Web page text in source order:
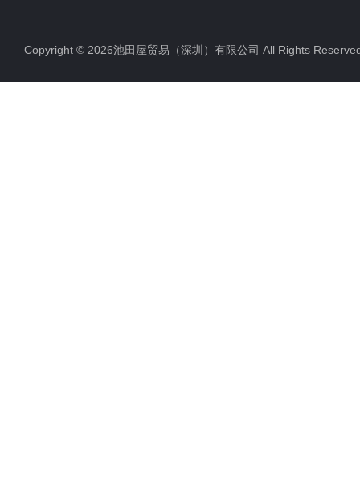
Copyright © 2026池田屋贸易（深圳）有限公司 All Rights